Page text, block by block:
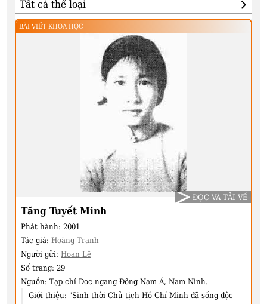
BÀI VIẾT KHOA HỌC
Tăng Tuyết Minh
Phát hành: 2001
Tác giả: Hoàng Tranh
Người gửi: Hoan Lê
Số trang: 29
Nguồn: Tạp chí Dọc ngang Đông Nam Á, Nam Ninh.
Giới thiệu: "Sinh thời Chủ tịch Hồ Chí Minh đã sống độc
ĐỌC VÀ TẢI VỀ